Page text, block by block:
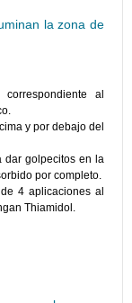
la zona de
al
y por debajo del
dar golpecitos en la
por completo.
4 aplicaciones al
Thiamidol.